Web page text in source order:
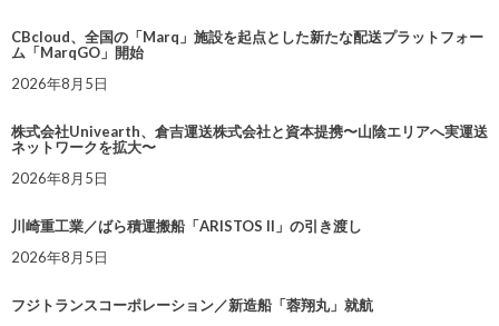
CBcloud、全国の「Marq」施設を起点とした新たな配送プラットフォー
ム「MarqGO」開始
2026年8月5日
株式会社Univearth、倉吉運送株式会社と資本提携〜山陰エリアへ実運送
ネットワークを拡大〜
2026年8月5日
川崎重工業／ばら積運搬船「ARISTOS II」の引き渡し
2026年8月5日
フジトランスコーポレーション／新造船「蓉翔丸」就航